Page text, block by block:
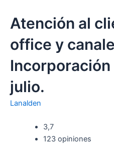
Atención al
office y
julio.
Lanalden
3,7
123 opiniones